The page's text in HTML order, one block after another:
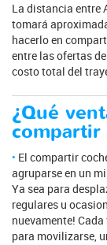
La distancia entre
tomará
hacerlo en
entre las ofertas
costo total del
¿Qué
compartir
El compartir
agruparse en un
Ya sea para
regulares u
nuevamente!
para movilizarse,